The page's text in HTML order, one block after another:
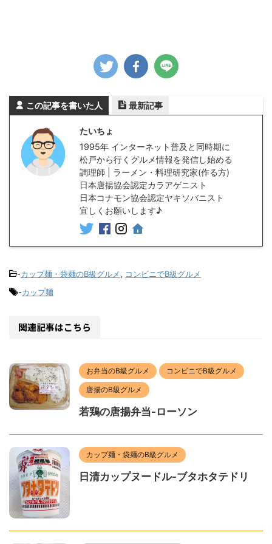
この記事を書いた人 最新記事
たいちょ
1995年 インターネット普及と同時期に
松戸から行くグルメ情報を発信し始める
調理師 | ラーメン・料理研究家(作る方)
日本唐揚協会認定カラアゲニスト
日本コナモン協会認定ヤキソバニスト
宜しくお願いします♪
-カップ麺・袋麺のB級グルメ, コンビニでB級グルメ
-カップ麺
関連記事はこちら
お弁当のB級グルメ コンビニでB級グルメ
唐揚のB級グルメ
若鶏の唐揚弁当-ローソン
カップ麺・袋麺のB級グルメ
日清カップヌードル-ブタホタテドリ